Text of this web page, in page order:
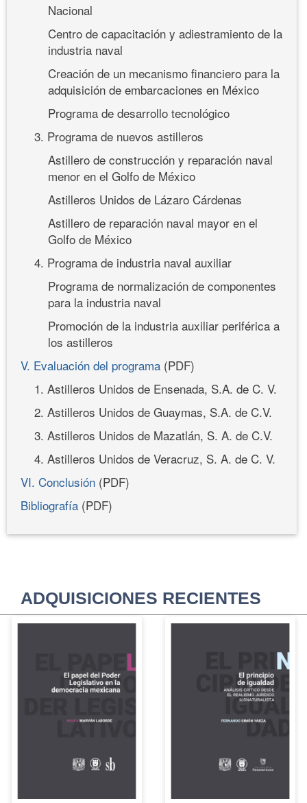
Nacional
Centro de capacitación y adiestramiento de la
industria naval
Creación de un mecanismo financiero para la
adquisición de embarcaciones en México
Programa de desarrollo tecnológico
3. Programa de nuevos astilleros
Astillero de construcción y reparación naval
menor en el Golfo de México
Astilleros Unidos de Lázaro Cárdenas
Astillero de reparación naval mayor en el
Golfo de México
4. Programa de industria naval auxiliar
Programa de normalización de componentes
para la industria naval
Promoción de la industria auxiliar periférica a
los astilleros
V. Evaluación del programa (PDF)
1. Astilleros Unidos de Ensenada, S.A. de C. V.
2. Astilleros Unidos de Guaymas, S.A. de C.V.
3. Astilleros Unidos de Mazatlán, S. A. de C.V.
4. Astilleros Unidos de Veracruz, S. A. de C. V.
VI. Conclusión (PDF)
Bibliografía (PDF)
ADQUISICIONES RECIENTES